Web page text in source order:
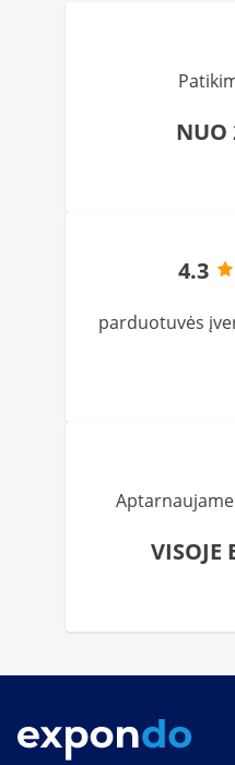
NUO
4.3
parduotuvės
VISOJE